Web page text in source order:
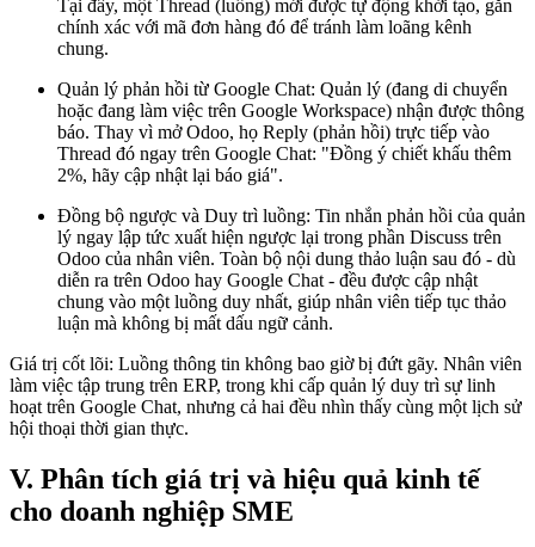
Tại đây, một Thread (luồng) mới được tự động khởi tạo, gắn
chính xác với mã đơn hàng đó để tránh làm loãng kênh
chung.
Quản lý phản hồi từ Google Chat: Quản lý (đang di chuyển
hoặc đang làm việc trên Google Workspace) nhận được thông
báo. Thay vì mở Odoo, họ Reply (phản hồi) trực tiếp vào
Thread đó ngay trên Google Chat: "Đồng ý chiết khấu thêm
2%, hãy cập nhật lại báo giá".
Đồng bộ ngược và Duy trì luồng: Tin nhắn phản hồi của quản
lý ngay lập tức xuất hiện ngược lại trong phần Discuss trên
Odoo của nhân viên. Toàn bộ nội dung thảo luận sau đó - dù
diễn ra trên Odoo hay Google Chat - đều được cập nhật
chung vào một luồng duy nhất, giúp nhân viên tiếp tục thảo
luận mà không bị mất dấu ngữ cảnh.
Giá trị cốt lõi: Luồng thông tin không bao giờ bị đứt gãy. Nhân viên
làm việc tập trung trên ERP, trong khi cấp quản lý duy trì sự linh
hoạt trên Google Chat, nhưng cả hai đều nhìn thấy cùng một lịch sử
hội thoại thời gian thực.
V. Phân tích giá trị và hiệu quả kinh tế
cho doanh nghiệp SME